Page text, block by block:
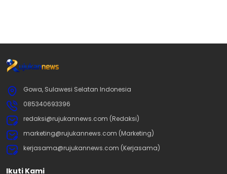
Gowa, Sulawesi Selatan Indonesia
085340693396
redaksi@rujukannews.com (Redaksi)
marketing@rujukannews.com (Marketing)
kerjasama@rujukannews.com (Kerjasama)
Ikuti Kami